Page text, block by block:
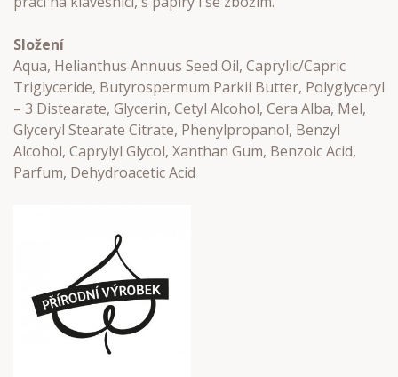
Složení
Aqua, Helianthus Annuus Seed Oil, Caprylic/Capric
Triglyceride, Butyrospermum Parkii Butter, Polyglyceryl
– 3 Distearate, Glycerin, Cetyl Alcohol, Cera Alba, Mel,
Glyceryl Stearate Citrate, Phenylpropanol, Benzyl
Alcohol, Caprylyl Glycol, Xanthan Gum, Benzoic Acid,
Parfum, Dehydroacetic Acid